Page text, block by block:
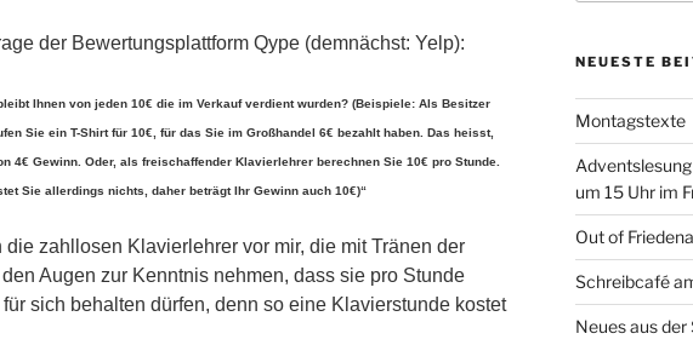
der Bewertungsplattform Qype (demnächst: Yelp):
Ihnen von jeden 10€ die im Verkauf verdient wurden? (Beispiele: Als Besitzer
Sie ein T-Shirt für 10€, für das Sie im Großhandel 6€ bezahlt haben. Das heisst,
4€ Gewinn. Oder, als freischaffender Klavierlehrer berechnen Sie 10€ pro Stunde.
Sie allerdings nichts, daher beträgt Ihr Gewinn auch 10€)“
die zahllosen Klavierlehrer vor mir, die mit Tränen der
Augen zur Kenntnis nehmen, dass sie pro Stunde
sich behalten dürfen, denn so eine Klavierstunde kostet
NEUESTE
Montagstexte
um 15 Uhr im
Out of
Schreibcafé
Neues aus